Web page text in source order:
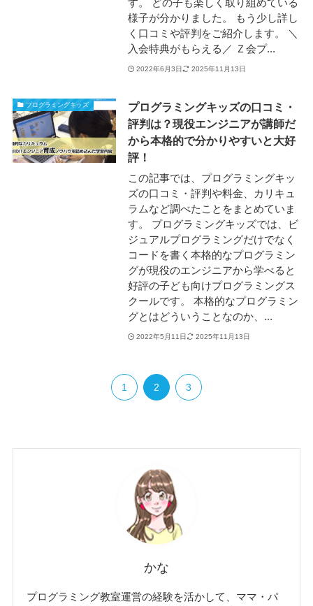
す。 どの子も楽しく取り組めている
様子が分かりました。 もう少し詳し
く口コミや評判をご紹介します。 ＼
入会特典がもらえる／ Ｚ会プ...
2022年6月3日 2025年11月13日
プログラミングキッズ
プログラミングキッズの口コミ・
評判は？現役エンジニアが講師だ
から本格的で分かりやすいと大好
評！
この記事では、プログラミングキッ
ズの口コミ・評判や料金、カリキュ
ラムなど調べたことをまとめていま
す。 プログラミングキッズでは、ビ
ジュアルプログラミングだけでなく
コードを書く本格的なプログラミン
グが現役のエンジニアから学べると
好評の子ども向けプログラミングス
クールです。 本格的なプログラミン
グとはどういうことなのか、...
2022年5月11日 2025年11月13日
1 2 3
かな
プログラミング教室運営の経験を活かして、ママ・パ